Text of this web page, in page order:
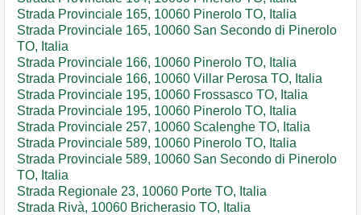
Strada Provinciale 165, 10060 Pinerolo TO, Italia
Strada Provinciale 165, 10060 San Secondo di Pinerolo
TO, Italia
Strada Provinciale 166, 10060 Pinerolo TO, Italia
Strada Provinciale 166, 10060 Villar Perosa TO, Italia
Strada Provinciale 195, 10060 Frossasco TO, Italia
Strada Provinciale 195, 10060 Pinerolo TO, Italia
Strada Provinciale 257, 10060 Scalenghe TO, Italia
Strada Provinciale 589, 10060 Pinerolo TO, Italia
Strada Provinciale 589, 10060 San Secondo di Pinerolo
TO, Italia
Strada Regionale 23, 10060 Porte TO, Italia
Strada Rivà, 10060 Bricherasio TO, Italia